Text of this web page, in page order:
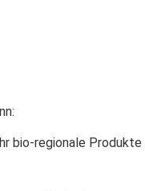
bio-regionale Produkte